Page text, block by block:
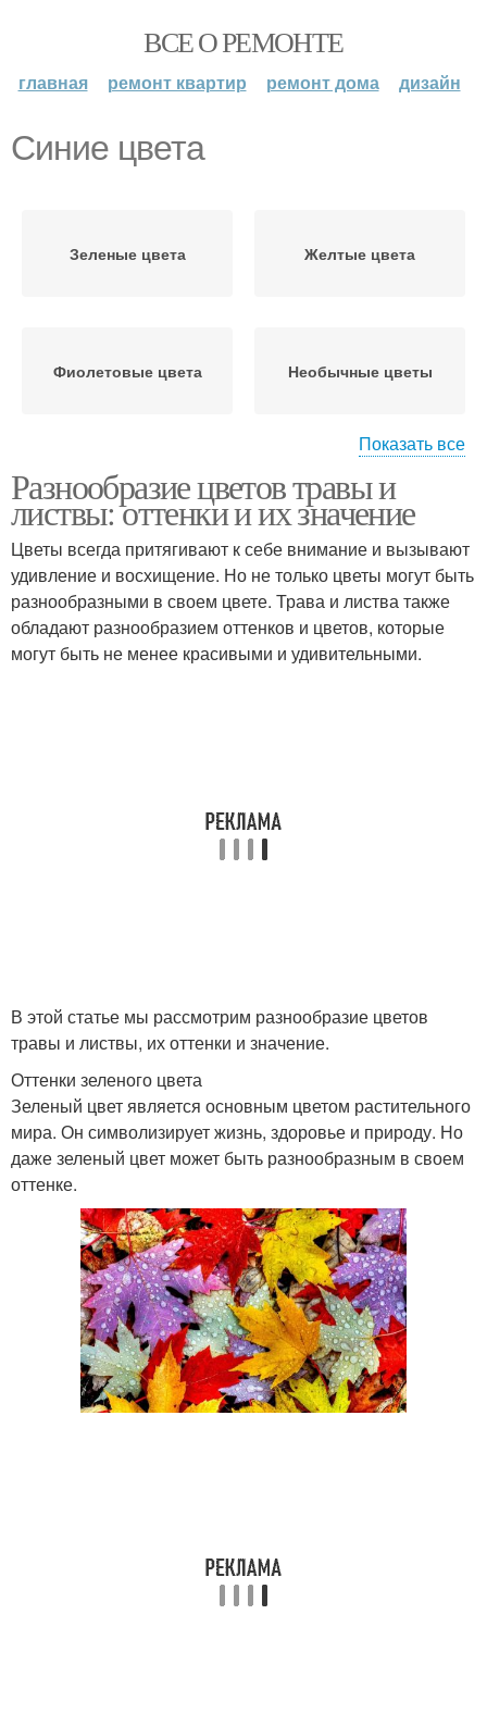
ВСЕ О РЕМОНТЕ
главная ремонт квартир ремонт дома дизайн
Синие цвета
Зеленые цвета Желтые цвета
Фиолетовые цвета Необычные цветы
Яркие цветы Интерьер в синих тонах
Цвет в интерьере Цветы в интерьере
Показать все
Разнообразие цветов травы и
листвы: оттенки и их значение
Цветы всегда притягивают к себе внимание и вызывают
удивление и восхищение. Но не только цветы могут быть
разнообразными в своем цвете. Трава и листва также
обладают разнообразием оттенков и цветов, которые
могут быть не менее красивыми и удивительными.
В этой статье мы рассмотрим разнообразие цветов
травы и листвы, их оттенки и значение.
Оттенки зеленого цвета
Зеленый цвет является основным цветом растительного
мира. Он символизирует жизнь, здоровье и природу. Но
даже зеленый цвет может быть разнообразным в своем
оттенке.